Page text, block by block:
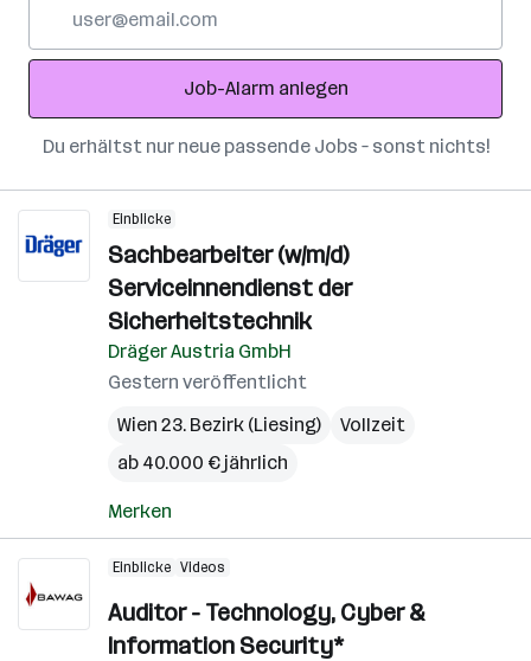
Adresse
Job-Alarm anlegen
Du erhältst nur neue passende Jobs – sonst nichts!
Einblicke
Sachbearbeiter (w/m/d)
Serviceinnendienst der
Sicherheitstechnik
Dräger Austria GmbH
Gestern veröffentlicht
Wien 23. Bezirk (Liesing)
Vollzeit
ab 40.000 € jährlich
Merken
Einblicke Videos
Auditor - Technology, Cyber &
Information Security*